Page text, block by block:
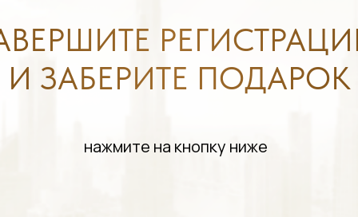
И ЗАБЕРИТЕ ПОДАРОК
нажмите на кнопку ниже